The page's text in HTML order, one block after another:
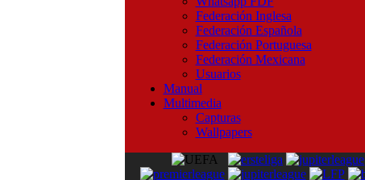
Federación Inglesa
Federación Española
Federación Portuguesa
Federación Mexicana
Usuarios
Manual
Multimedia
Capturas
Wallpapers